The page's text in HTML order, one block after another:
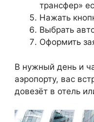
трансфер»
Нажать
Выбрать
Оформить
В нужный день и
аэропорту, вас
довезёт в отель